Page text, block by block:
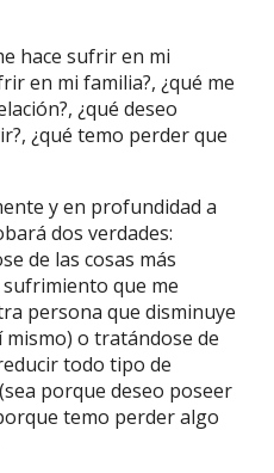
hace sufrir en mi
en mi familia?, ¿qué me
¿qué deseo
¿qué temo perder que
y en profundidad a
dos verdades:
de las cosas más
que me
persona que disminuye
o tratándose de
todo tipo de
porque deseo poseer
temo perder algo